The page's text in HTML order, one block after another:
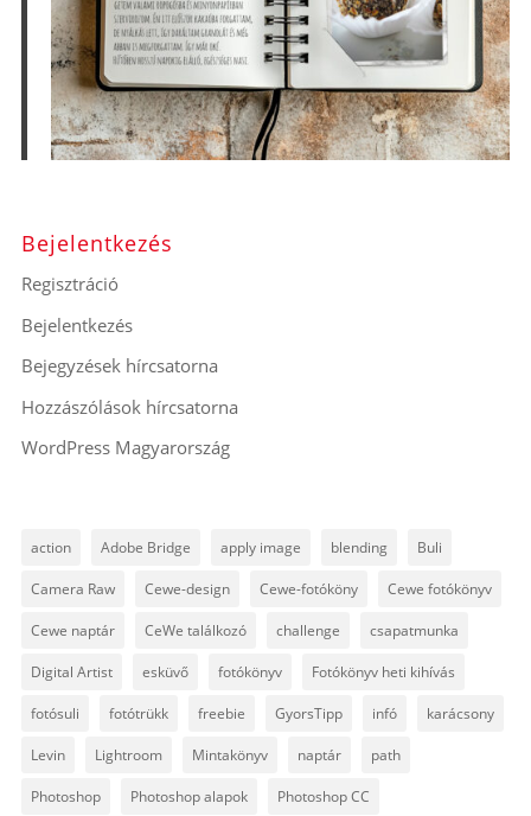
Bejelentkezés
Regisztráció
Bejelentkezés
Bejegyzések hírcsatorna
Hozzászólások hírcsatorna
WordPress Magyarország
action Adobe Bridge apply image blending Buli
Camera Raw Cewe-design Cewe-fotóköny Cewe fotókönyv
Cewe naptár CeWe találkozó challenge csapatmunka
Digital Artist esküvő fotókönyv Fotókönyv heti kihívás
fotósuli fotótrükk freebie GyorsTipp infó karácsony
Levin Lightroom Mintakönyv naptár path
Photoshop Photoshop alapok Photoshop CC